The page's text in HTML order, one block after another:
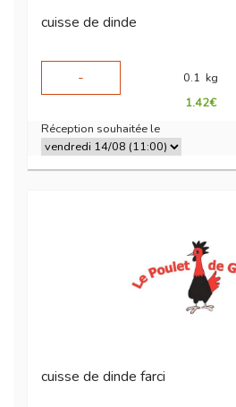
cuisse de dinde
-
0.1 kg
1.42€
Réception souhaitée le
cuisse de dinde farci